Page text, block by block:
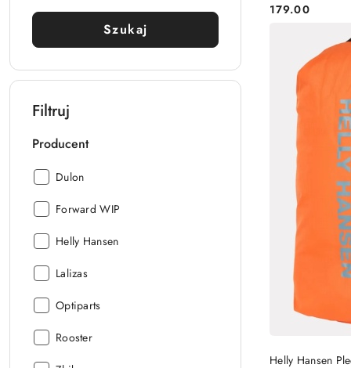
Szukaj
Filtruj
Producent
Producent:
Dulon
Producent:
Forward WIP
Producent:
Helly Hansen
Producent:
Lalizas
Producent:
Optiparts
Producent:
Rooster
Cena:
179.00
Helly Hansen